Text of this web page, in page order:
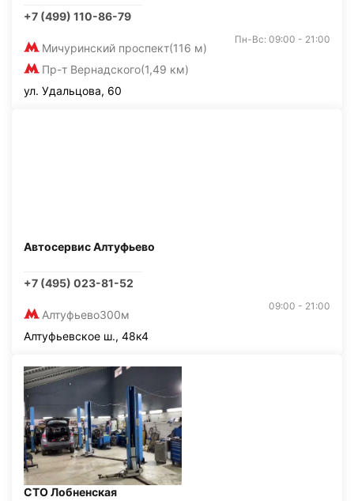
+7 (499) 110-86-79
Мичуринский проспект(116 м)
Пр-т Вернадского(1,49 км)
Пн-Вс: 09:00 - 21:00
ул. Удальцова, 60
Автосервис Алтуфьево
+7 (495) 023-81-52
Алтуфьево300м
09:00 - 21:00
Алтуфьевское ш., 48к4
СТО Лобненская